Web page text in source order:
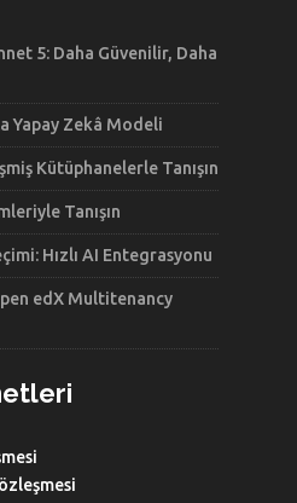
5: Daha Güvenilir, Daha
Yapay Zekâ Modeli
Kütüphanelerle Tanışın
Tanışın
Hızlı AI Entegrasyonu
edX Multitenancy